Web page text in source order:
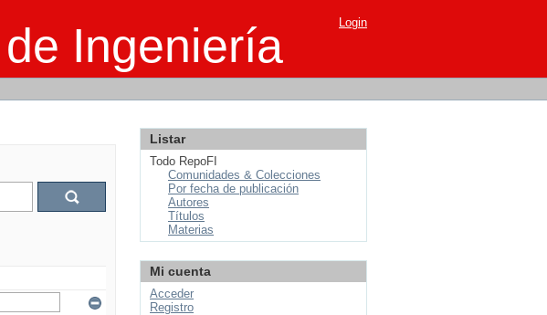
Ingeniería Login
Listar
Todo RepoFI
Comunidades & Colecciones
Por fecha de publicación
Autores
Títulos
Materias
Mi cuenta
Acceder
Registro